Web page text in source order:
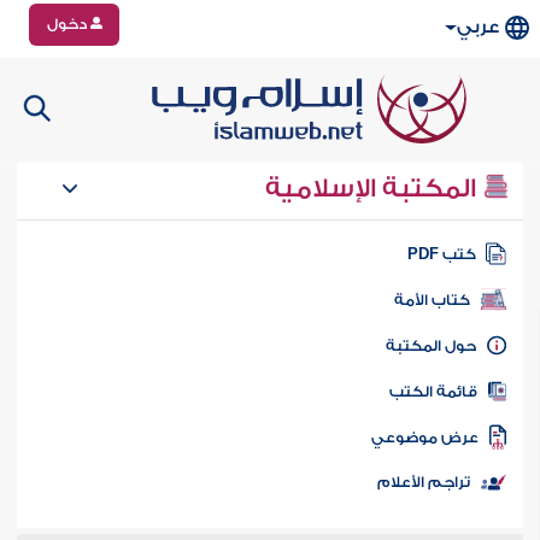
عربي دخول
المكتبة الإسلامية
كتب PDF
كتاب الأمة
المكتبة
الكتب
موضوعي